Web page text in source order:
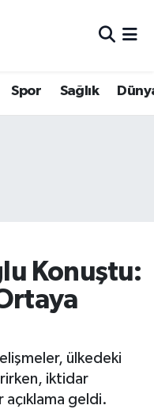
Spor Sağlık
Konuştu:
ülkedeki
iktidar
geldi.